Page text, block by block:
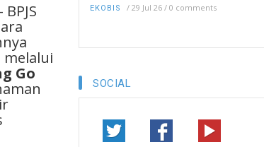
BPJS
Go
EKOBIS / 29 Jul 26 / 0 comments
SOCIAL